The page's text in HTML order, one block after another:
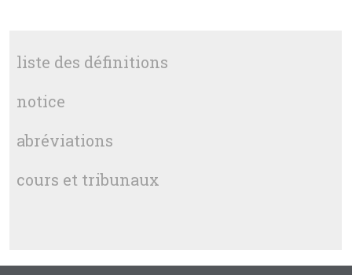
liste des définitions
notice
abréviations
cours et tribunaux